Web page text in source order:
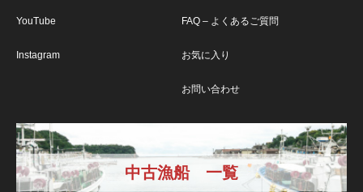
YouTube
Instagram
FAQ – よくあるご質問
お気に入り
お問い合わせ
中古漁船 一覧